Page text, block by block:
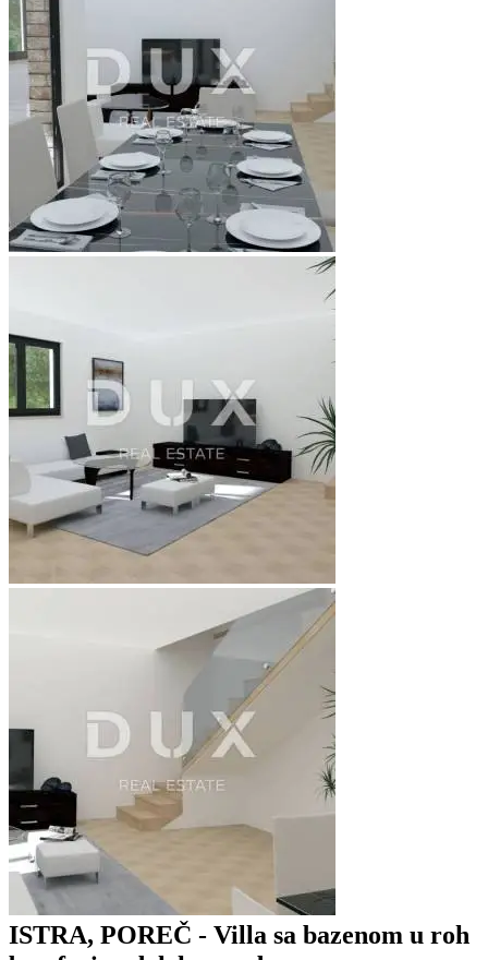
ISTRA, POREČ - Villa sa bazenom u roh